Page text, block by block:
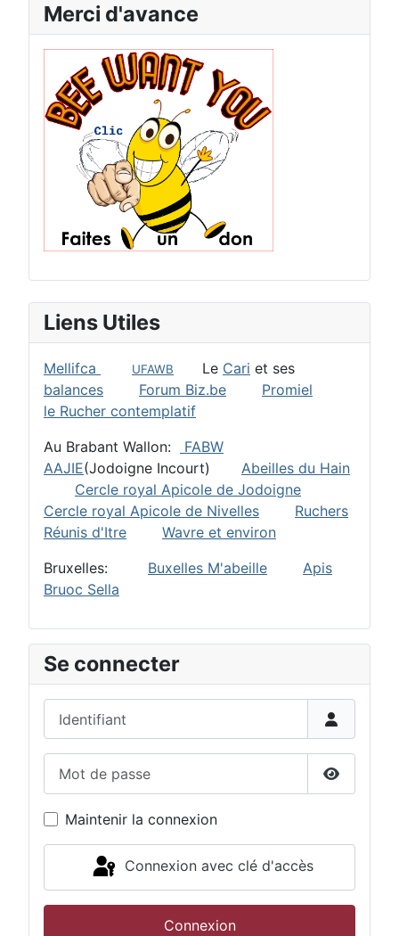
Merci d'avance
Liens Utiles
Mellifca UFAWB Le Cari et ses
balances
Forum Biz.be
Promiel
le Rucher contemplatif
Au Brabant Wallon:
FABW
AAJIE(Jodoigne Incourt) Abeilles du Hain
Cercle royal Apicole de Jodoigne
Cercle royal Apicole de Nivelles
Ruchers
Réunis d'Itre
Wavre et environ
Bruxelles: Buxelles M'abeille
Apis
Bruoc Sella
Se connecter
Afficher
Maintenir la connexion
Connexion avec clé d'accès
Connexion